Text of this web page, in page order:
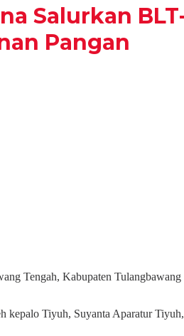
Salurkan
Pangan
Tengah, Kabupaten
Tiyuh, Suyanta Aparatur